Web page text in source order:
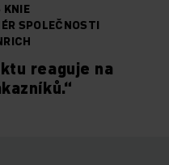
KNIE
SPOLEČNOSTI
reaguje na